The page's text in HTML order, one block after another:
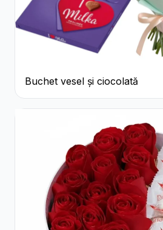
Buchet vesel și ciocolată